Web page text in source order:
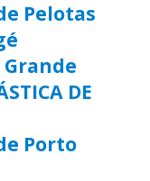
Pelotas
Grande
DE
Porto